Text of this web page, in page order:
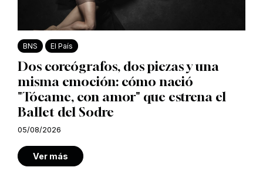
BNS El País
Dos coreógrafos, dos piezas y una
misma emoción: cómo nació
"Tócame, con amor" que estrena el
Ballet del Sodre
05/08/2026
Ver más